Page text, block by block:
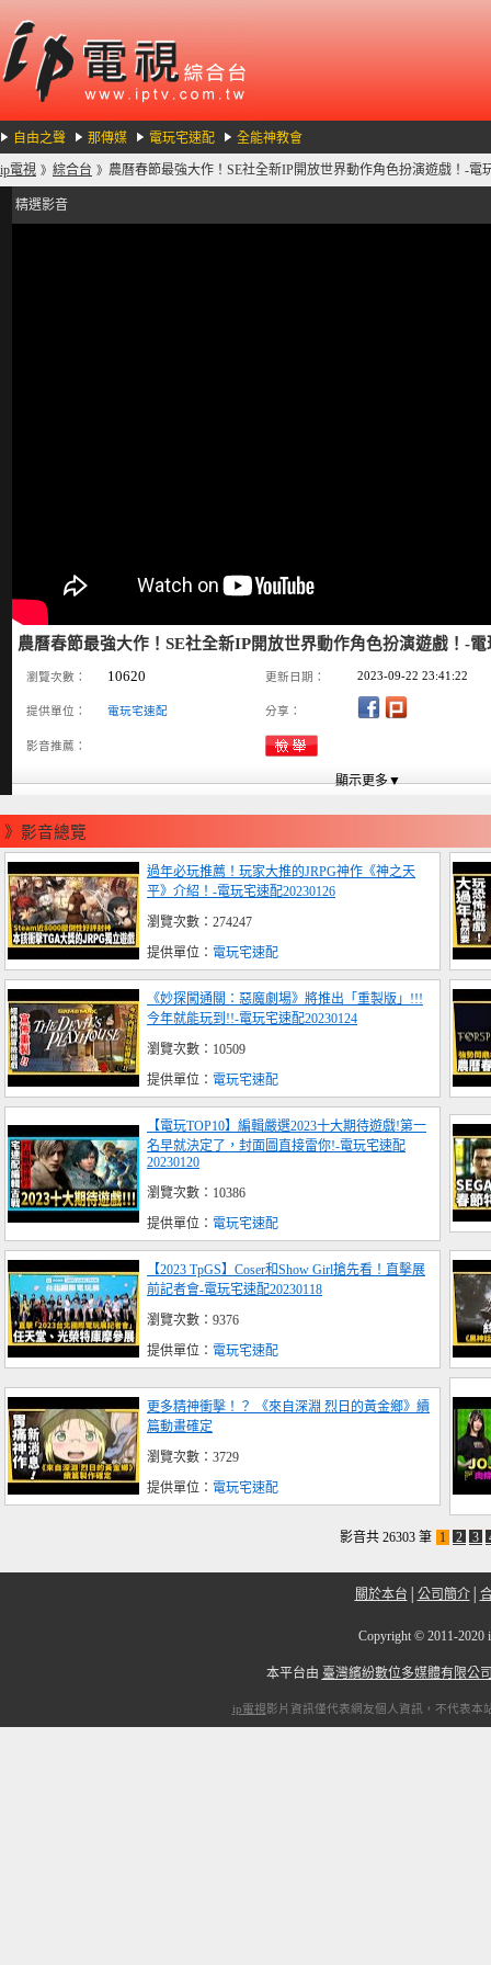
自由之聲 那傳媒 電玩宅速配 全能神教會
ip電視 》 綜合台 》 農曆春節最強大作！SE社全新IP開放世界動作角色扮演遊戲！-電
精選影音
農曆春節最強大作！SE社全新IP開放世界動作角色扮演遊戲！-電
瀏覽次數： 10620 更新日期： 2023-09-22 23:41:22
提供單位： 電玩宅速配 分享：
影音推薦：
》影音總覽
過年必玩推薦！玩家大推的JRPG神作《神之天
平》介紹！-電玩宅速配20230126
瀏覽次數：274247
提供單位： 電玩宅速配
《妙探闖通關：惡魔劇場》將推出「重製版」!!!
今年就能玩到!!-電玩宅速配20230124
瀏覽次數：10509
提供單位： 電玩宅速配
【電玩TOP10】編輯嚴選2023十大期待遊戲!第一
名早就決定了，封面圖直接雷你!-電玩宅速配
20230120
瀏覽次數：10386
提供單位： 電玩宅速配
【2023 TpGS】Coser和Show Girl搶先看！直擊展
前記者會-電玩宅速配20230118
瀏覽次數：9376
提供單位： 電玩宅速配
更多精神衝擊！？ 《來自深淵 烈日的黃金鄉》續
篇動畫確定
瀏覽次數：3729
提供單位： 電玩宅速配
影音共 26303 筆 1 2 3
關於本台 公司簡介│
Copyright © 2011-
本平台由 臺灣繽紛數位多媒體有限公
ip電視影片資訊僅代表網友個人資訊，不代表本